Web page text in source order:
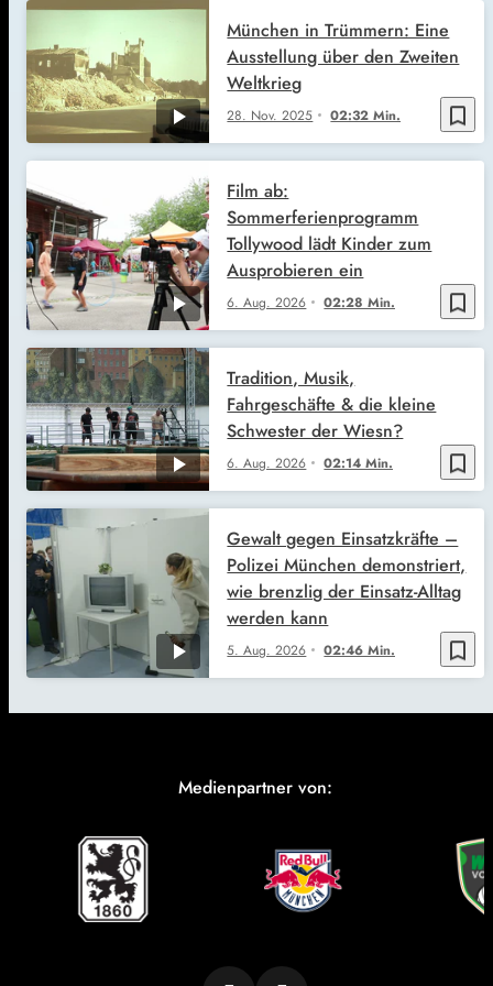
bookmark_border
28. Nov. 2025 02:32 Min.
München in Trümmern: Eine
Ausstellung über den Zweiten
Weltkrieg
bookmark_border
6. Aug. 2026 02:28 Min.
Film ab:
Sommerferienprogramm
Tollywood lädt Kinder zum
Ausprobieren ein
bookmark_border
6. Aug. 2026 02:14 Min.
Tradition, Musik,
Fahrgeschäfte & die kleine
Schwester der Wiesn?
bookmark_border
5. Aug. 2026 02:46 Min.
Gewalt gegen Einsatzkräfte –
Polizei München demonstriert,
wie brenzlig der Einsatz-Alltag
werden kann
Medienpartner von: